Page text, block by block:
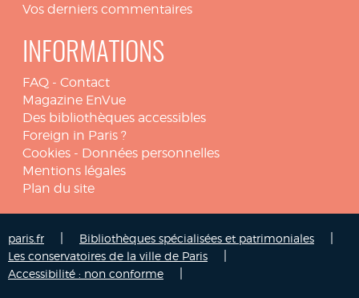
Vos derniers commentaires
INFORMATIONS
FAQ - Contact
Magazine EnVue
Des bibliothèques accessibles
Foreign in Paris ?
Cookies - Données personnelles
Mentions légales
Plan du site
paris.fr Bibliothèques spécialisées et patrimoniales
Les conservatoires de la ville de Paris
Accessibilité : non conforme